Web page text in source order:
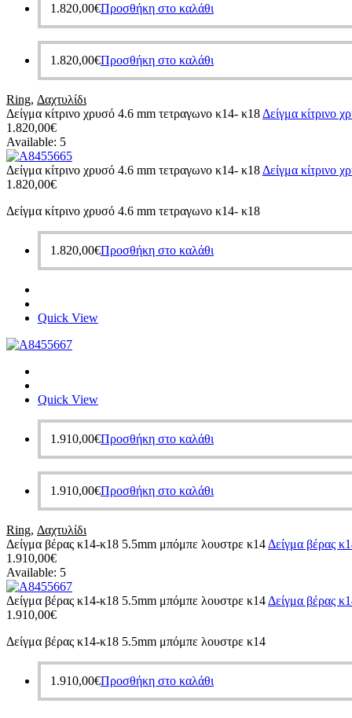
1.820,00€Προσθήκη στο καλάθι
1.820,00€Προσθήκη στο καλάθι
Ring, Δαχτυλίδι
Δείγμα κίτρινο χρυσό 4.6 mm τετραγωνο κ14- κ18 Δείγμα κίτρινο
1.820,00€
Available: 5
Δείγμα κίτρινο χρυσό 4.6 mm τετραγωνο κ14- κ18 Δείγμα κίτρινο
1.820,00€
Δείγμα κίτρινο χρυσό 4.6 mm τετραγωνο κ14- κ18
1.820,00€Προσθήκη στο καλάθι
Quick View
Quick View
1.910,00€Προσθήκη στο καλάθι
1.910,00€Προσθήκη στο καλάθι
Ring, Δαχτυλίδι
Δείγμα βέρας κ14-κ18 5.5mm μπόμπε λουστρε κ14 Δείγμα βέρας
1.910,00€
Available: 5
Δείγμα βέρας κ14-κ18 5.5mm μπόμπε λουστρε κ14 Δείγμα βέρας
1.910,00€
Δείγμα βέρας κ14-κ18 5.5mm μπόμπε λουστρε κ14
1.910,00€Προσθήκη στο καλάθι